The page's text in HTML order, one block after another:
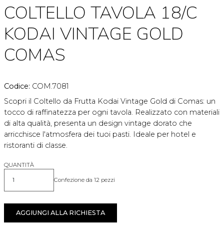
COLTELLO TAVOLA 18/C
KODAI VINTAGE GOLD
COMAS
Codice: COM.7081
Scopri il Coltello da Frutta Kodai Vintage Gold di Comas: un
tocco di raffinatezza per ogni tavola. Realizzato con materiali
di alta qualità, presenta un design vintage dorato che
arricchisce l'atmosfera dei tuoi pasti. Ideale per hotel e
ristoranti di classe.
QUANTITÀ
Quantità Confezione da 12 pezzi
AGGIUNGI ALLA RICHIESTA